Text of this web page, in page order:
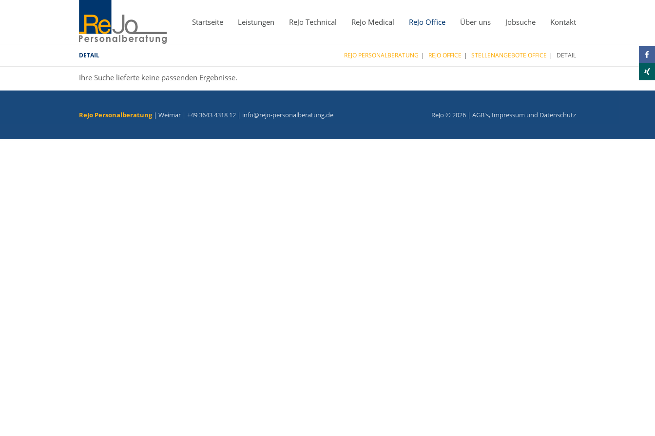
Startseite Leistungen ReJo Technical ReJo Medical ReJo Office Über uns Jobsuche Kontakt
DETAIL REJO PERSONALBERATUNG REJO OFFICE STELLENANGEBOTE OFFICE DETAIL
Ihre Suche lieferte keine passenden Ergebnisse.
ReJo Personalberatung| Weimar | +49 3643 4318 12 | info@rejo-personalberatung.de ReJo © 2026 | AGB's, Impressum und Datenschutz